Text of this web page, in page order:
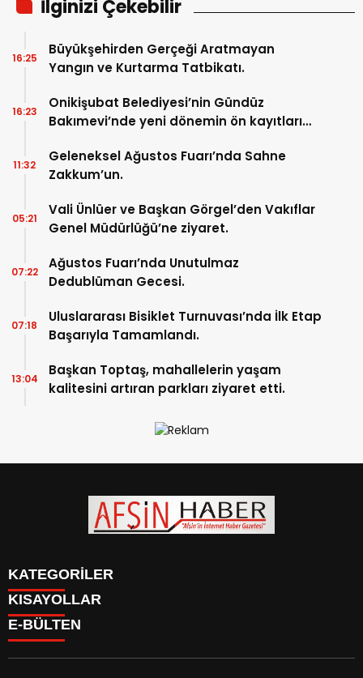
İlginizi Çekebilir
Büyükşehirden Gerçeği Aratmayan
Yangın ve Kurtarma Tatbikatı.
16:25
Onikişubat Belediyesi’nin Gündüz
Bakımevi’nde yeni dönemin ön kayıtları
16:23
Geleneksel Ağustos Fuarı’nda Sahne
Zakkum’un.
11:32
Vali Ünlüer ve Başkan Görgel’den Vakıflar
Genel Müdürlüğü’ne ziyaret.
05:21
Ağustos Fuarı’nda Unutulmaz
Dedublüman Gecesi.
07:22
Uluslararası Bisiklet Turnuvası’nda İlk Etap
Başarıyla Tamamlandı.
07:18
Başkan Toptaş, mahallelerin yaşam
kalitesini artıran parkları ziyaret etti.
13:04
KATEGORİLER
SİYASET
EĞİTİM
KISAYOLLAR
SİYASET
EĞİTİM
E-BÜLTEN